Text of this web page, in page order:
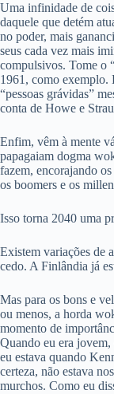
Uma infinidade de
daquele que detém
no poder, mais
seus cada vez mais
compulsivos. Tome o
1961, como exemplo.
“pessoas grávidas”
conta de Howe e
Enfim, vêm à mente
papagaiam dogma
fazem, encorajando
os boomers e os
Isso torna 2040 uma
Existem variações de
cedo. A Finlândia já
Mas para os bons e
ou menos, a horda
momento de
Quando eu era
eu estava quando
certeza, não estava
murchos. Como eu